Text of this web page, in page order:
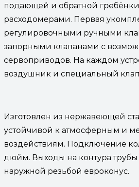
подающей и обратной
расходомерами. Первая
регулировочными ручными
запорными клапанами с
сервоприводов. На каждом
воздушник и специальный
Изготовлен из нержавеющей
устойчивой к атмосферным и
воздействиям. Подключение
дюйм. Выходы на контура
наружной резьбой евроконус.